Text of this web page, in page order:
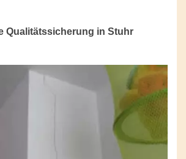
Qualitätssicherung in Stuhr